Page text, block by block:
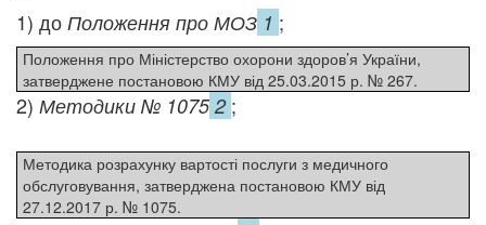
1) до Положення про МОЗ 1 ;
Положення про Міністерство охорони здоров’я України,
затверджене постановою КМУ від 25.03.2015 р. № 267.
2) Методики № 1075 2 ;
Методика розрахунку вартості послуги з медичного
обслуговування, затверджена постановою КМУ від
27.12.2017 р. № 1075.